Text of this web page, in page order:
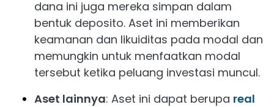
dana ini juga mereka simpan dalam
bentuk deposito. Aset ini memberikan
keamanan dan likuiditas pada modal dan
memungkin untuk menfaatkan modal
tersebut ketika peluang investasi muncul.
Aset lainnya: Aset ini dapat berupa real